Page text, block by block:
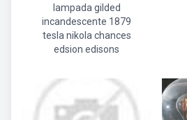
lampada gilded
incandescente 1879
tesla nikola chances
edsion edisons